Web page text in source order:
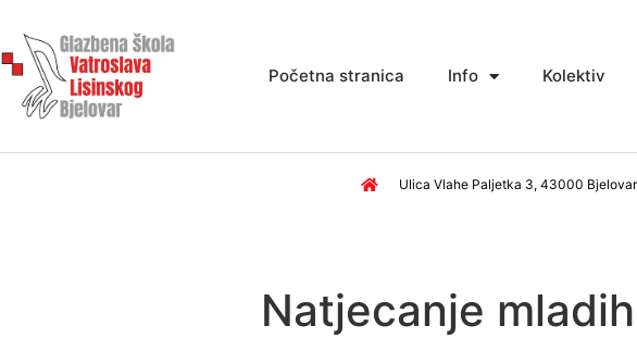
Početna stranica Info Kolektiv
Ulica Vlahe Paljetka 3, 43000 Bjelovar
Natjecanje